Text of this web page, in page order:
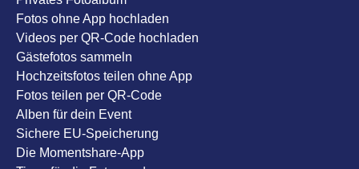
Fotos ohne App hochladen
Videos per QR-Code hochladen
Gästefotos sammeln
Hochzeitsfotos teilen ohne App
Fotos teilen per QR-Code
Alben für dein Event
Sichere EU-Speicherung
Die Momentshare-App